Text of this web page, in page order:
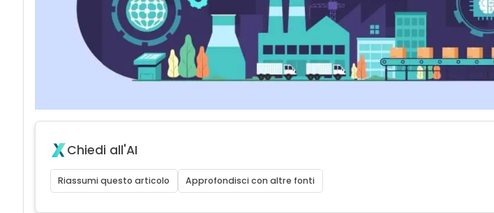
Chiedi all'AI
Riassumi questo articolo Approfondisci con altre fonti